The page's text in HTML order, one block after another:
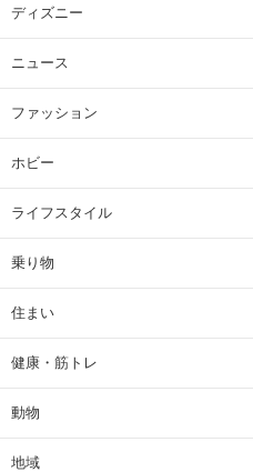
ディズニー
ニュース
ファッション
ホビー
ライフスタイル
乗り物
住まい
健康・筋トレ
動物
地域